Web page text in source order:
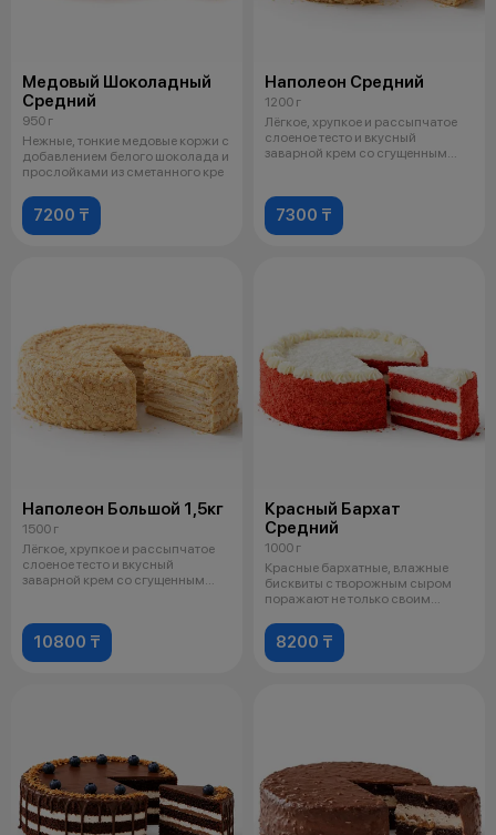
Медовый Шоколадный
Средний
950 г
Нежные, тонкие медовые коржи с
добавлением белого шоколада и
прослойками из сметанного кре
7200 ₸
Наполеон Средний
1200 г
Лёгкое, хрупкое и рассыпчатое
слоеное тесто и вкусный
заварной крем со сгущенным
7300 ₸
Наполеон Большой 1,5кг
1500 г
Лёгкое, хрупкое и рассыпчатое
слоеное тесто и вкусный
заварной крем со сгущенным
10800 ₸
Красный Бархат
Средний
1000 г
Красные бархатные, влажные
бисквиты с творожным сыром
поражают не только своим
8200 ₸